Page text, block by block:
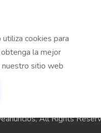
Autos,
Tabletas,
de inmuebles, etc.
y vendedores
es
All Rights
cookies para
la mejor
nuestro sitio web